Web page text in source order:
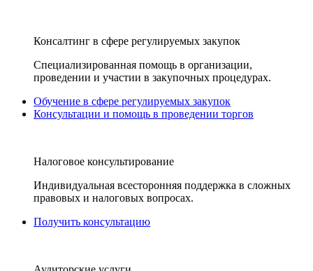
Консалтинг в сфере регулируемых закупок
Специализированная помощь в организации,
проведении и участии в закупочных процедурах.
Обучение в сфере регулируемых закупок
Консультации и помощь в проведении торгов
Налоговое консультирование
Индивидуальная всесторонняя поддержка в сложных
правовых и налоговых вопросах.
Получить консультацию